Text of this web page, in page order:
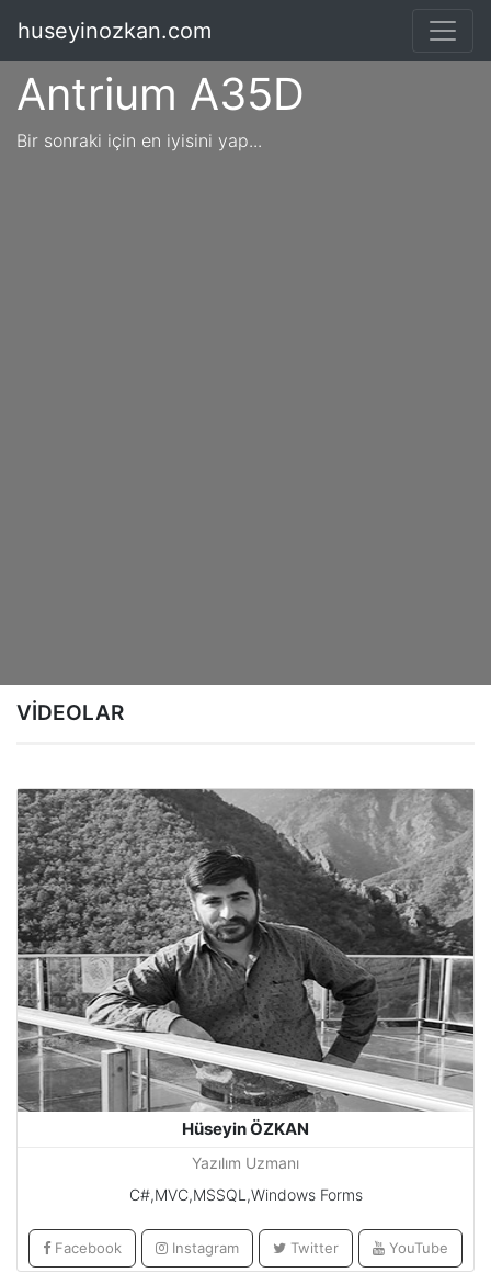
Antrium A35D
Bir sonraki için en iyisini yap...
huseyinozkan.com
VİDEOLAR
Hüseyin ÖZKAN
Yazılım Uzmanı
C#,MVC,MSSQL,Windows Forms
Facebook Instagram Twitter YouTube